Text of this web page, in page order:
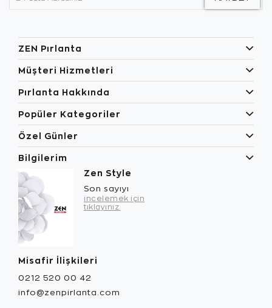
ZEN Pırlanta
Müşteri Hizmetleri
Pırlanta Hakkında
Popüler Kategoriler
Özel Günler
Bilgilerim
Zen Style
Son sayıyı
incelemek için
tıklayınız.
Misafir İlişkileri
0212 520 00 42
info@zenpirlanta.com